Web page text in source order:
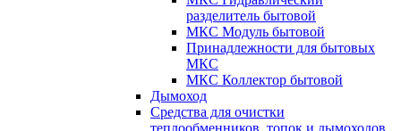
разделитель бытовой
МКС Модуль бытовой
Принадлежности для бытовых
МКС
МКС Коллектор бытовой
Дымоход
Средства для очистки